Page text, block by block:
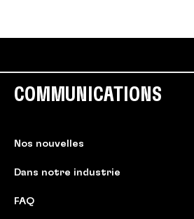
COMMUNICATIONS
Nos nouvelles
Dans notre industrie
FAQ